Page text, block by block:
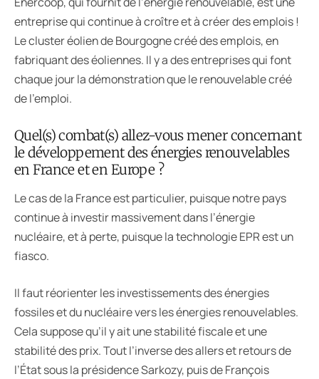
entreprise qui continue à croître et à créer des emplois !
Le cluster éolien de Bourgogne créé des emplois, en
fabriquant des éoliennes. Il y a des entreprises qui font
chaque jour la démonstration que le renouvelable créé
de l’emploi.
Quel(s) combat(s) allez-vous mener concernant
le développement des énergies renouvelables
en France et en Europe ?
Le cas de la France est particulier, puisque notre pays
continue à investir massivement dans l’énergie
nucléaire, et à perte, puisque la technologie EPR est un
fiasco.
Il faut réorienter les investissements des énergies
fossiles et du nucléaire vers les énergies renouvelables.
Cela suppose qu’il y ait une stabilité fiscale et une
stabilité des prix. Tout l’inverse des allers et retours de
l’État sous la présidence Sarkozy, puis de François